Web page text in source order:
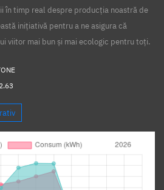
în timp real despre producția noastră de
inițiativă pentru a ne asigura că
viitor mai bun și mai ecologic pentru toți.